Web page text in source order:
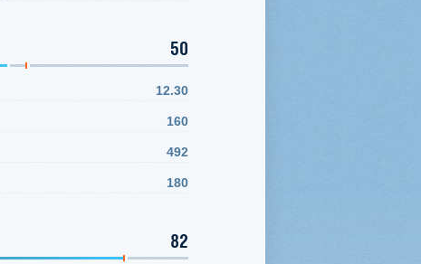
50
12.30
160
492
180
82